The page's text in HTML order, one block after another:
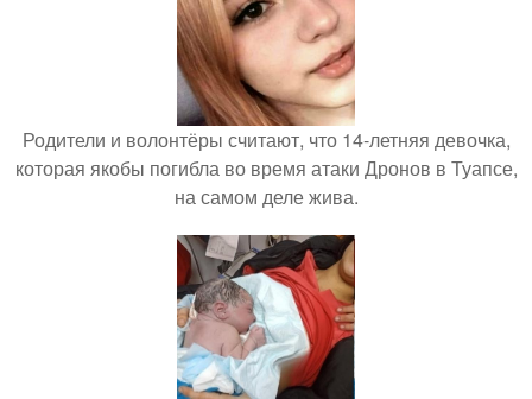
Родители и волонтёры считают, что 14-летняя девочка,
которая якобы погибла во время атаки Дронов в Туапсе,
на самом деле жива.